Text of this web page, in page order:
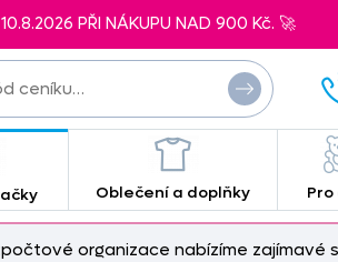
PŘI NÁKUPU NAD 900 Kč. 🚀
Oblečení a doplňky
organizace nabízíme zajímavé